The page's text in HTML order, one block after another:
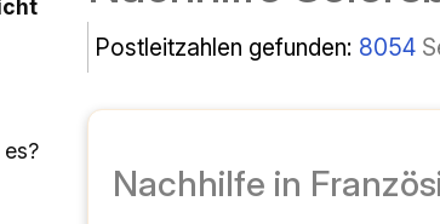
Codici postali trovati:8054
Insegnamento di